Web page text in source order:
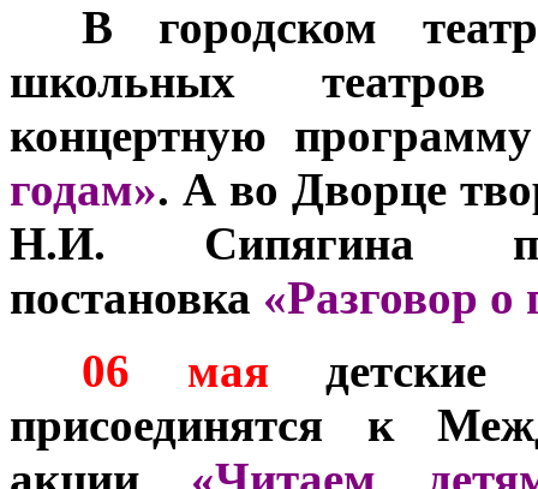
В городском
школьных театров
концертную
годам». А во Дворце
Н.И. Сипягина
постановка «Разговор о
06 мая детские
присоединятся к